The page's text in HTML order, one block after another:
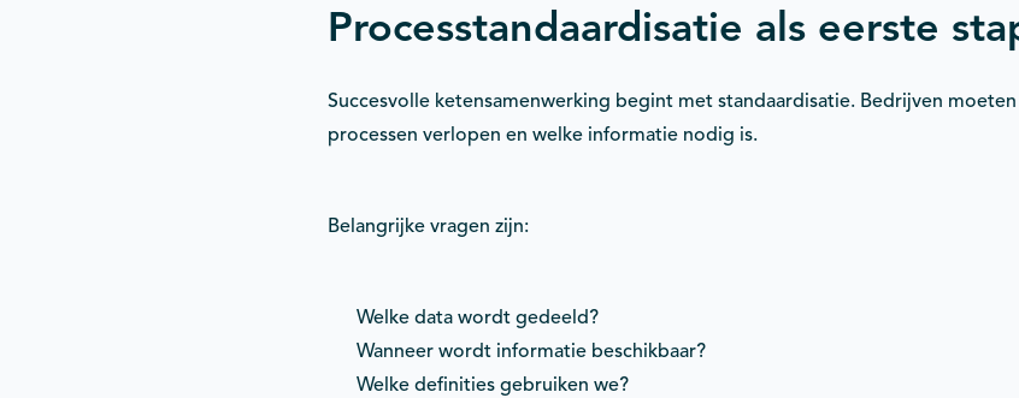
Processtandaardisatie als eerste
Succesvolle ketensamenwerking begint met standaardisatie. Bedrijven
processen verlopen en welke informatie nodig is.
Belangrijke vragen zijn:
Welke data wordt gedeeld?
Wanneer wordt informatie beschikbaar?
Welke definities gebruiken we?